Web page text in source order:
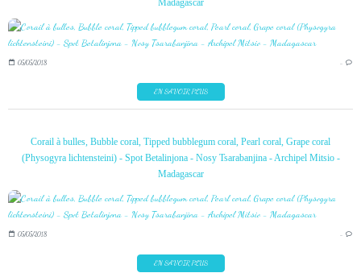
Madagascar
05/05/2018 …
EN SAVOIR PLUS
Corail à bulles, Bubble coral, Tipped bubblegum coral, Pearl coral, Grape coral
(Physogyra lichtensteini) - Spot Betalinjona - Nosy Tsarabanjina - Archipel Mitsio -
Madagascar
05/05/2018 …
EN SAVOIR PLUS